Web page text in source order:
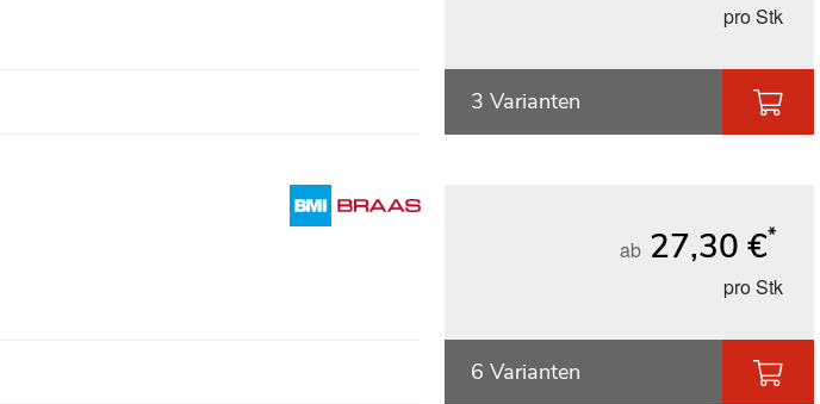
pro Stk
3 Varianten
ab 27,30 €*
pro Stk
6 Varianten